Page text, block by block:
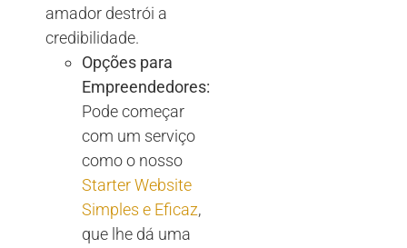
amador destrói a
credibilidade.
Opções para
Empreendedores:
Pode começar
com um serviço
como o nosso
Starter Website
Simples e Eficaz,
que lhe dá uma